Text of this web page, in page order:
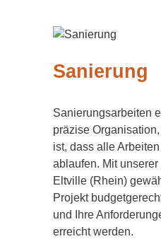
Sanierung
Sanierungsarbeiten
präzise
ist, dass alle
ablaufen. Mit
Eltville (Rhein)
Projekt
und Ihre
erreicht werden.